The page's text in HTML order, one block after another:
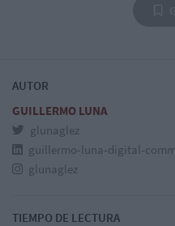
AUTOR
GUILLERMO LUNA
glunaglez
guillermo-luna-digital-
glunaglez
TIEMPO DE LECTURA